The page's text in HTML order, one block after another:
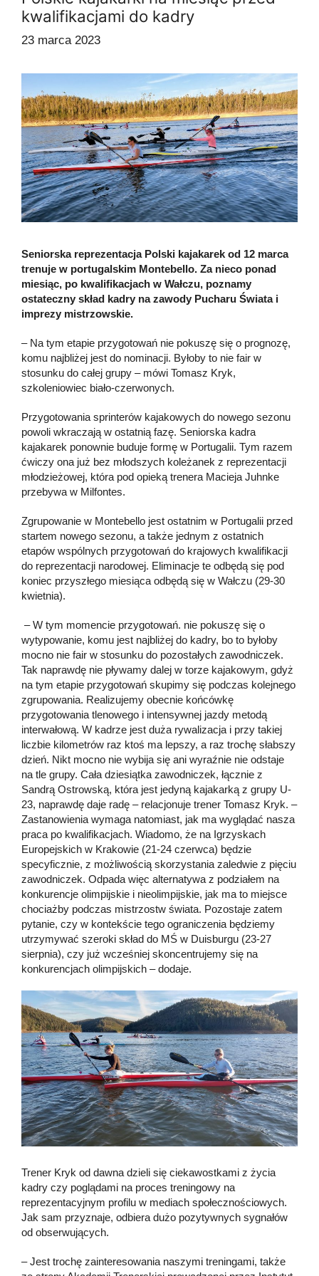
kwalifikacjami do kadry
23 marca 2023
Seniorska reprezentacja Polski kajakarek od 12 marca
trenuje w portugalskim Montebello. Za nieco ponad
miesiąc, po kwalifikacjach w Wałczu, poznamy
ostateczny skład kadry na zawody Pucharu Świata i
imprezy mistrzowskie.
– Na tym etapie przygotowań nie pokuszę się o prognozę,
komu najbliżej jest do nominacji. Byłoby to nie fair w
stosunku do całej grupy – mówi Tomasz Kryk,
szkoleniowiec biało-czerwonych.
Przygotowania sprinterów kajakowych do nowego sezonu
powoli wkraczają w ostatnią fazę. Seniorska kadra
kajakarek ponownie buduje formę w Portugalii. Tym razem
ćwiczy ona już bez młodszych koleżanek z reprezentacji
młodzieżowej, która pod opieką trenera Macieja Juhnke
przebywa w Milfontes.
Zgrupowanie w Montebello jest ostatnim w Portugalii przed
startem nowego sezonu, a także jednym z ostatnich
etapów wspólnych przygotowań do krajowych kwalifikacji
do reprezentacji narodowej. Eliminacje te odbędą się pod
koniec przyszłego miesiąca odbędą się w Wałczu (29-30
kwietnia).
– W tym momencie przygotowań. nie pokuszę się o
wytypowanie, komu jest najbliżej do kadry, bo to byłoby
mocno nie fair w stosunku do pozostałych zawodniczek.
Tak naprawdę nie pływamy dalej w torze kajakowym, gdyż
na tym etapie przygotowań skupimy się podczas kolejnego
zgrupowania. Realizujemy obecnie końcówkę
przygotowania tlenowego i intensywnej jazdy metodą
interwałową. W kadrze jest duża rywalizacja i przy takiej
liczbie kilometrów raz ktoś ma lepszy, a raz trochę słabszy
dzień. Nikt mocno nie wybija się ani wyraźnie nie odstaje
na tle grupy. Cała dziesiątka zawodniczek, łącznie z
Sandrą Ostrowską, która jest jedyną kajakarką z grupy U-
23, naprawdę daje radę – relacjonuje trener Tomasz Kryk. –
Zastanowienia wymaga natomiast, jak ma wyglądać nasza
praca po kwalifikacjach. Wiadomo, że na Igrzyskach
Europejskich w Krakowie (21-24 czerwca) będzie
specyficznie, z możliwością skorzystania zaledwie z pięciu
zawodniczek. Odpada więc alternatywa z podziałem na
konkurencje olimpijskie i nieolimpijskie, jak ma to miejsce
chociażby podczas mistrzostw świata. Pozostaje zatem
pytanie, czy w kontekście tego ograniczenia będziemy
utrzymywać szeroki skład do MŚ w Duisburgu (23-27
sierpnia), czy już wcześniej skoncentrujemy się na
konkurencjach olimpijskich – dodaje.
Trener Kryk od dawna dzieli się ciekawostkami z życia
kadry czy poglądami na proces treningowy na
reprezentacyjnym profilu w mediach społecznościowych.
Jak sam przyznaje, odbiera dużo pozytywnych sygnałów
od obserwujących.
– Jest trochę zainteresowania naszymi treningami, także